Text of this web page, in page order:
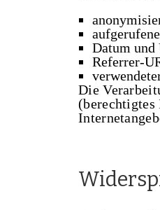
Datum
Referrer-
Die
(berechtigtes